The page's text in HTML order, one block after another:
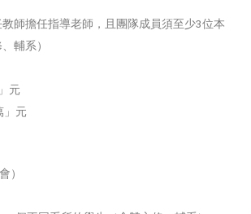
師擔任指導老師，且團隊成員須至少3位本
輔系）
元
」元
）